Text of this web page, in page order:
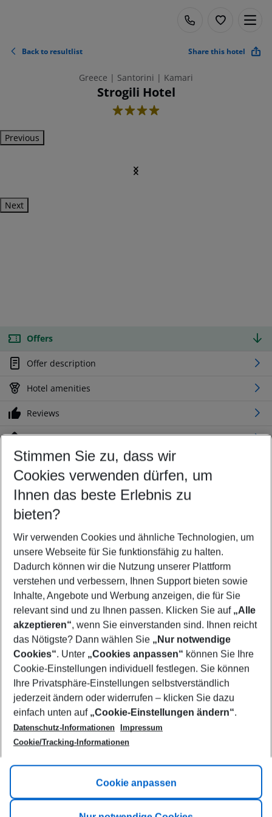
Back to resultlist Share this hotel
Greece | Santorini | Kamari
Strogili Hotel
4
Previous
Next
Offers
Offer description
Hotel amenities
Reviews
Location
Customize your offer
Find the perfect deal which suits your best
Your departure airport
Any airport
Select your date range
10/08/26–08/08/27 5-8 nights
Who will travel
2 adults No children
Show more filter
Footer
Footer navigation
Title A
Link A
Stimmen Sie zu, dass wir
Cookies verwenden dürfen, um
Ihnen das beste Erlebnis zu
bieten?
Wir verwenden Cookies und ähnliche Technologien, um
unsere Webseite für Sie funktionsfähig zu halten.
Dadurch können wir die Nutzung unserer Plattform
verstehen und verbessern, Ihnen Support bieten sowie
Inhalte, Angebote und Werbung anzeigen, die für Sie
relevant sind und zu Ihnen passen. Klicken Sie auf „Alle
akzeptieren“, wenn Sie einverstanden sind. Ihnen reicht
das Nötigste? Dann wählen Sie „Nur notwendige
Cookies“. Unter „Cookies anpassen“ können Sie Ihre
Cookie-Einstellungen individuell festlegen. Sie können
Ihre Privatsphäre-Einstellungen selbstverständlich
jederzeit ändern oder widerrufen – klicken Sie dazu
einfach unten auf „Cookie-Einstellungen ändern“.
Datenschutz-Informationen
Impressum
Cookie/Tracking-Informationen
Cookie anpassen